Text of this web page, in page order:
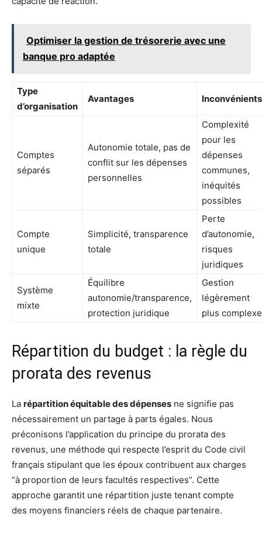
Optimiser la gestion de trésorerie avec une
banque pro adaptée
Type
d’organisation
Avantages Inconvénients
Comptes
séparés
Autonomie totale, pas de
conflit sur les dépenses
personnelles
Complexité
pour les
dépenses
communes,
inéquités
possibles
Compte
unique
Simplicité, transparence
totale
Perte
d’autonomie,
risques
juridiques
Système
mixte
Équilibre
autonomie/transparence,
protection juridique
Gestion
légèrement
plus complexe
Répartition du budget : la règle du
prorata des revenus
La répartition équitable des dépenses ne signifie pas
nécessairement un partage à parts égales. Nous
préconisons l’application du principe du prorata des
revenus, une méthode qui respecte l’esprit du Code civil
français stipulant que les époux contribuent aux charges
“à proportion de leurs facultés respectives”. Cette
approche garantit une répartition juste tenant compte
des moyens financiers réels de chaque partenaire.